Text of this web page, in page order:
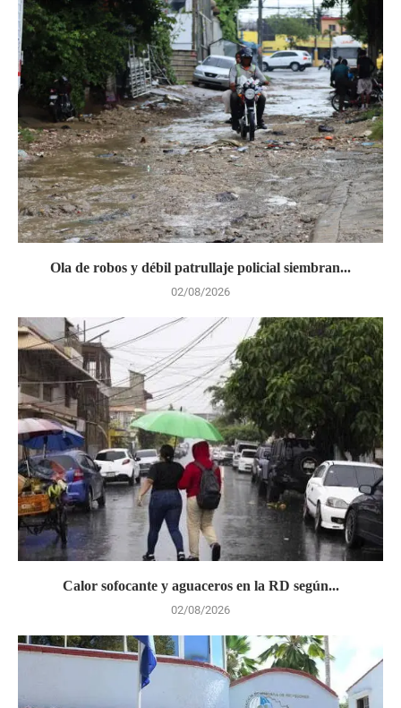
Ola de robos y débil patrullaje policial siembran...
02/08/2026
Calor sofocante y aguaceros en la RD según...
02/08/2026